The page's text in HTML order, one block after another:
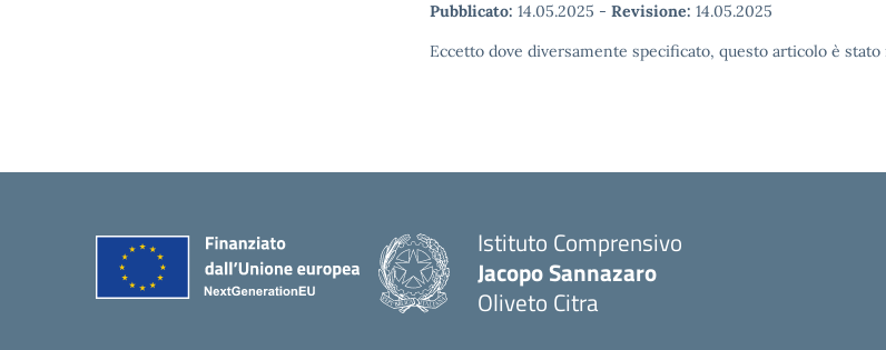
Pubblicato: 14.05.2025 - Revisione: 14.05.2025
Eccetto dove diversamente specificato, questo articolo è
Istituto Comprensivo
Jacopo Sannazaro
Oliveto Citra